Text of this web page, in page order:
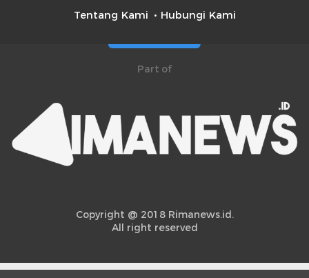
Tentang Kami
Hubungi Kami
Part of
Copyright @ 2018 Rimanews.id.
All right reserved